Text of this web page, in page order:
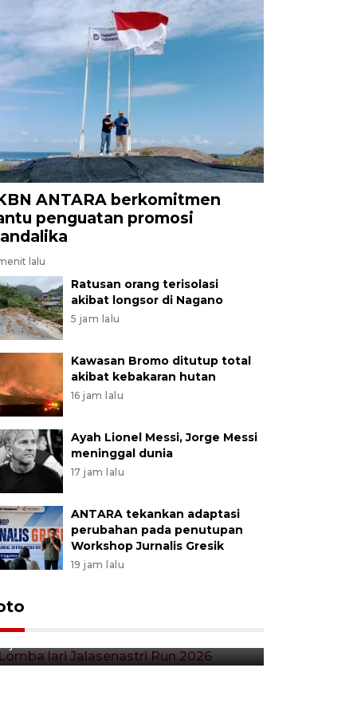
ANTARA berkomitmen
penguatan promosi
lalu
Ratusan orang terisolasi
akibat longsor di Nagano
5 jam lalu
Kawasan Bromo ditutup total
akibat kebakaran hutan
16 jam lalu
Ayah Lionel Messi, Jorge Messi
meninggal dunia
17 jam lalu
ANTARA tekankan adaptasi
perubahan pada penutupan
Workshop Jurnalis Gresik
19 jam lalu
Lomba lari Jalasenastri Run
2026